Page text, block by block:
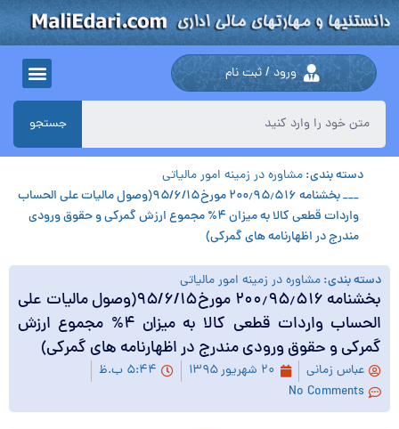
ورود / ثبت نام
جستجو
دسته بندی:مشاوره در زمینه امور مالیاتی
___ بخشنامه ۲۰۰٫۹۵٫۵۱۶ مورخ۹۵/۶/۱۵(وصول مالیات علی الحساب
واردات قطعی کالا به میزان ۴% مجموع ارزش گمرکی و حقوق ورودی
مندرج در اظهارنامه های گمرکی)
دسته بندی:مشاوره در زمینه امور مالیاتی
بخشنامه ۲۰۰٫۹۵٫۵۱۶ مورخ۹۵/۶/۱۵(وصول مالیات علی
الحساب واردات قطعی کالا به میزان ۴% مجموع ارزش
گمرکی و حقوق ورودی مندرج در اظهارنامه های گمرکی)
عباس زمانی ۲۰ شهریور ۱۳۹۵
۵:۴۴ ب.ظ
No Comments